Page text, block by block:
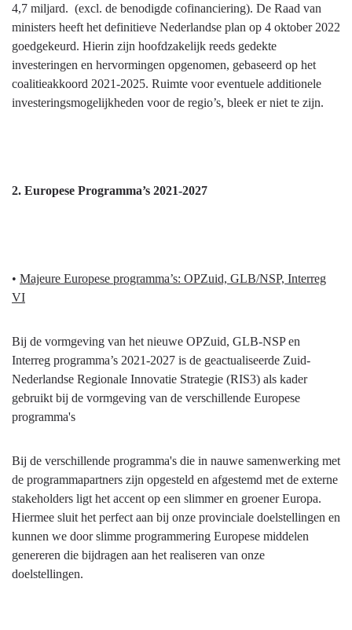
4,7 miljard. (excl. de benodigde cofinanciering). De Raad van
ministers heeft het definitieve Nederlandse plan op 4 oktober 2022
goedgekeurd. Hierin zijn hoofdzakelijk reeds gedekte
investeringen en hervormingen opgenomen, gebaseerd op het
coalitieakkoord 2021-2025. Ruimte voor eventuele additionele
investeringsmogelijkheden voor de regio’s, bleek er niet te zijn.
2. Europese Programma’s 2021-2027
• Majeure Europese programma’s: OPZuid, GLB/NSP, Interreg
VI
Bij de vormgeving van het nieuwe OPZuid, GLB-NSP en
Interreg programma’s 2021-2027 is de geactualiseerde Zuid-
Nederlandse Regionale Innovatie Strategie (RIS3) als kader
gebruikt bij de vormgeving van de verschillende Europese
programma's
Bij de verschillende programma's die in nauwe samenwerking met
de programmapartners zijn opgesteld en afgestemd met de externe
stakeholders ligt het accent op een slimmer en groener Europa.
Hiermee sluit het perfect aan bij onze provinciale doelstellingen en
kunnen we door slimme programmering Europese middelen
genereren die bijdragen aan het realiseren van onze
doelstellingen.